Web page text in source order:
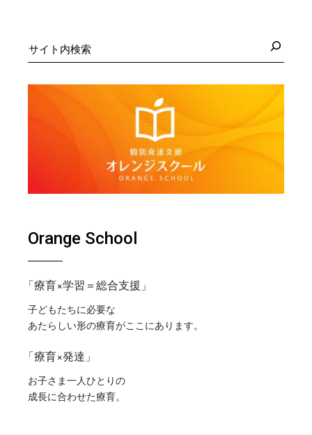
索
Orange School
「療育×学習＝総合支援」
子どもたちに必要な
あたらしい形の療育がここにあります。
「療育×発達」
お子さま一人ひとりの
成長に合わせた療育。